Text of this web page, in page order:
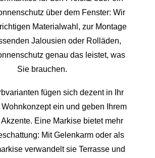
über dem Fenster: Wir
Materialwahl, zur Montage
Jalousien oder Rolläden,
genau das leistet, was
Sie brauchen.
fügen sich dezent in Ihr
ein und geben Ihrem
Eine Markise bietet mehr
Mit Gelenkarm oder als
verwandelt sie Terrasse und